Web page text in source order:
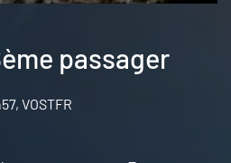
passager
VOSTFR